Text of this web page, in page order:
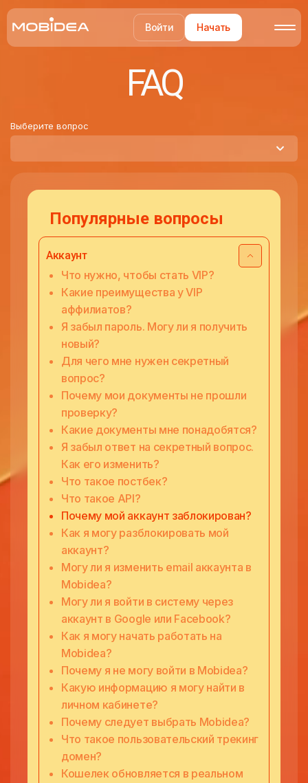
Войти Начать
FAQ
Выберите вопрос
Популярные вопросы
Аккаунт
Что нужно, чтобы стать VIP?
Какие преимущества у VIP
аффилиатов?
Я забыл пароль. Могу ли я получить
новый?
Для чего мне нужен секретный
вопрос?
Почему мои документы не прошли
проверку?
Какие документы мне понадобятся?
Я забыл ответ на секретный вопрос.
Как его изменить?
Что такое постбек?
Что такое API?
Почему мой аккаунт заблокирован?
Как я могу разблокировать мой
аккаунт?
Могу ли я изменить email аккаунта в
Mobidea?
Могу ли я войти в систему через
аккаунт в Google или Facebook?
Как я могу начать работать на
Mobidea?
Почему я не могу войти в Mobidea?
Какую информацию я могу найти в
личном кабинете?
Почему следует выбрать Mobidea?
Что такое пользовательский трекинг
домен?
Кошелек обновляется в реальном